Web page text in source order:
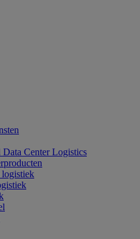
Center Logistics
logistiek